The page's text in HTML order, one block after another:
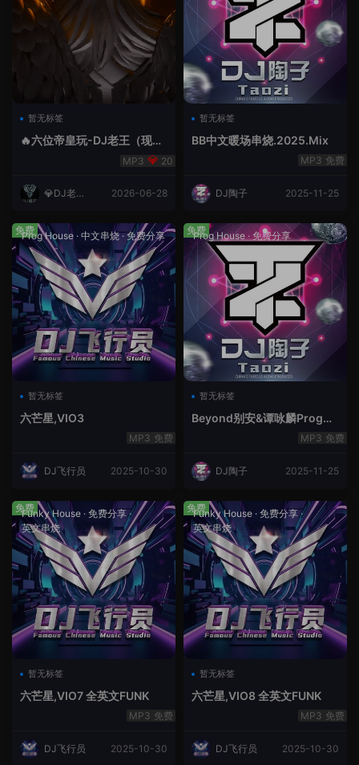
暂无标签
🔥六位帝皇玩-DJ老王（现场
20
💎DJ老王
2026-06-28
暂无标签
BB中文暖场串烧.2025.Mix
免费
DJ陶子 2025-11-25
Prog House · 中文串烧·免费分享
暂无标签
六芒星,VIO3
免费
DJ飞行员 2025-10-30
免费 Prog House·免费分享
暂无标签
Beyond别安&谭咏麟ProgHo
免费
DJ陶子 2025-11-25
免费
Funky House · 免费分享·
英文串烧
暂无标签
六芒星,VIO7 全英文FUNK
免费
DJ飞行员 2025-10-30
免费 Funky House · 免费分享·
英文串烧
暂无标签
六芒星,VIO8 全英文FUNK
免费
DJ飞行员 2025-10-30
免费